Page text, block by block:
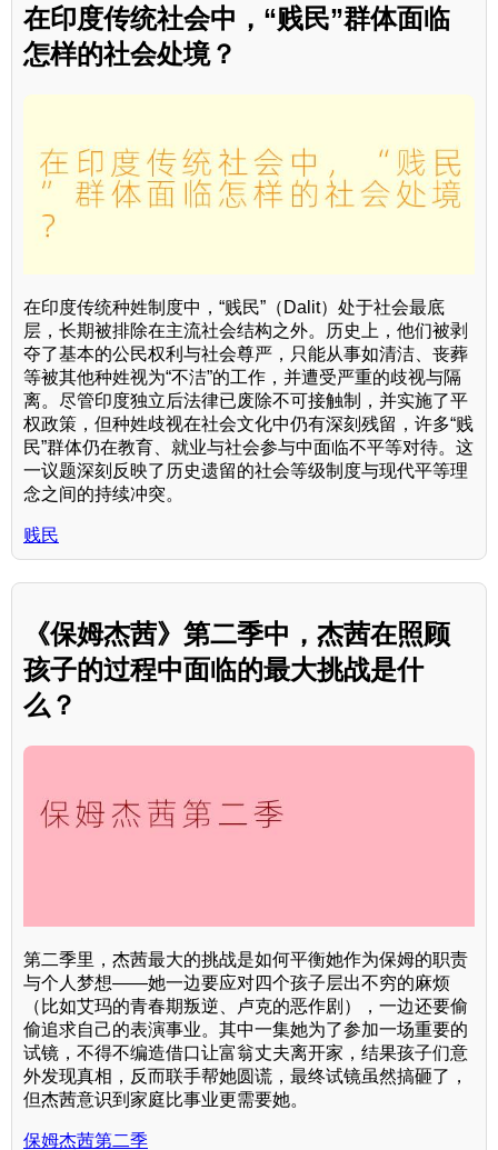
在印度传统社会中，“贱民”群体面临
怎样的社会处境？
在印度传统种姓制度中，“贱民”（Dalit）处于社会最底
层，长期被排除在主流社会结构之外。历史上，他们被剥
夺了基本的公民权利与社会尊严，只能从事如清洁、丧葬
等被其他种姓视为“不洁”的工作，并遭受严重的歧视与隔
离。尽管印度独立后法律已废除不可接触制，并实施了平
权政策，但种姓歧视在社会文化中仍有深刻残留，许多“贱
民”群体仍在教育、就业与社会参与中面临不平等对待。这
一议题深刻反映了历史遗留的社会等级制度与现代平等理
念之间的持续冲突。
贱民
《保姆杰茜》第二季中，杰茜在照顾
孩子的过程中面临的最大挑战是什
么？
第二季里，杰茜最大的挑战是如何平衡她作为保姆的职责
与个人梦想——她一边要应对四个孩子层出不穷的麻烦
（比如艾玛的青春期叛逆、卢克的恶作剧），一边还要偷
偷追求自己的表演事业。其中一集她为了参加一场重要的
试镜，不得不编造借口让富翁丈夫离开家，结果孩子们意
外发现真相，反而联手帮她圆谎，最终试镜虽然搞砸了，
但杰茜意识到家庭比事业更需要她。
保姆杰茜第二季